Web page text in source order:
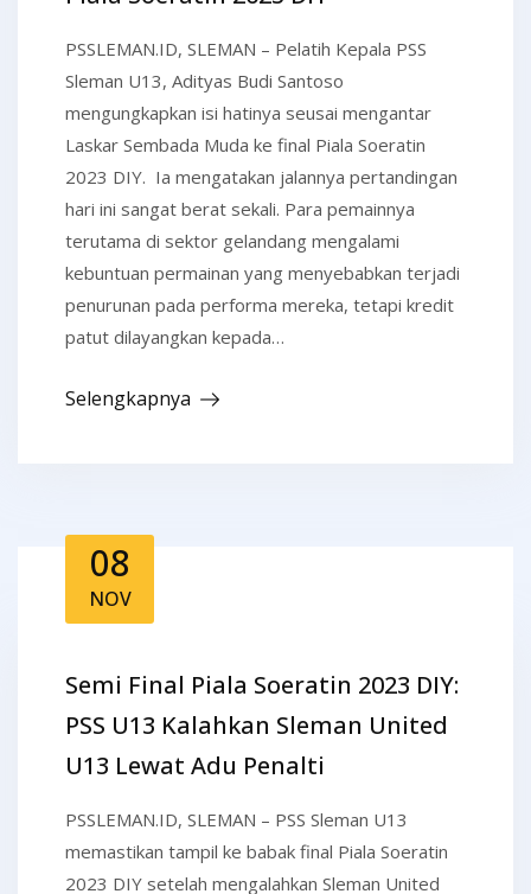
PSSLEMAN.ID, SLEMAN – Pelatih Kepala PSS
Sleman U13, Adityas Budi Santoso
mengungkapkan isi hatinya seusai mengantar
Laskar Sembada Muda ke final Piala Soeratin
2023 DIY. Ia mengatakan jalannya pertandingan
hari ini sangat berat sekali. Para pemainnya
terutama di sektor gelandang mengalami
kebuntuan permainan yang menyebabkan terjadi
penurunan pada performa mereka, tetapi kredit
patut dilayangkan kepada…
Selengkapnya
08
NOV
Semi Final Piala Soeratin 2023 DIY:
PSS U13 Kalahkan Sleman United
U13 Lewat Adu Penalti
PSSLEMAN.ID, SLEMAN – PSS Sleman U13
memastikan tampil ke babak final Piala Soeratin
2023 DIY setelah mengalahkan Sleman United